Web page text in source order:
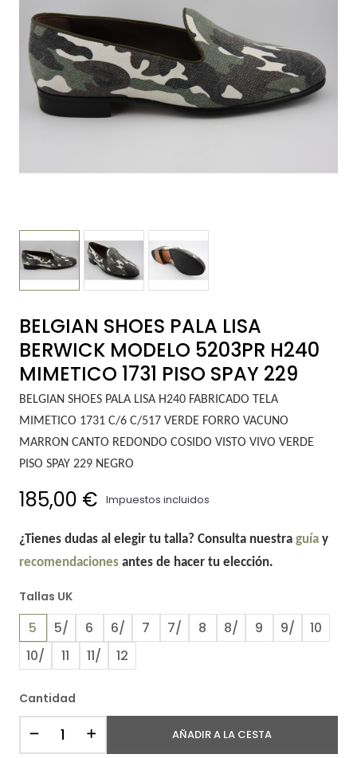
BELGIAN SHOES PALA LISA
BERWICK MODELO 5203PR H240
MIMETICO 1731 PISO SPAY 229
BELGIAN SHOES PALA LISA H240 FABRICADO TELA
MIMETICO 1731 C/6 C/517 VERDE FORRO VACUNO
MARRON CANTO REDONDO COSIDO VISTO VIVO VERDE
PISO SPAY 229 NEGRO
185,00 € Impuestos incluidos
¿Tienes dudas al elegir tu talla? Consulta nuestra guíay
recomendacionesantes de hacer tu elección.
Tallas UK
5 5/ 6 6/ 7 7/ 8 8/ 9 9/
10
10/
11 11/ 12
Cantidad
AÑADIR A LA CESTA